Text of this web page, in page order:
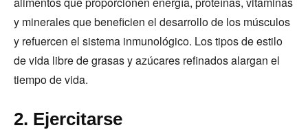
y minerales que beneficien el desarrollo de los músculos
y refuercen el sistema inmunológico. Los tipos de estilo
de vida libre de grasas y azúcares refinados alargan el
tiempo de vida.
2. Ejercitarse